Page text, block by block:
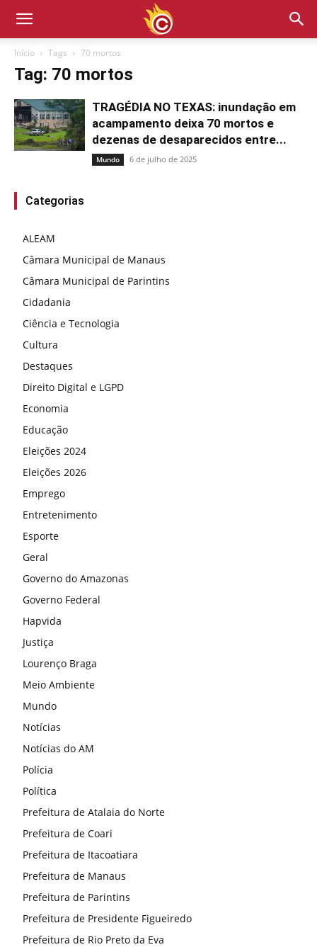
Início Tags 70 mortos
Tag: 70 mortos
TRAGÉDIA NO TEXAS: inundação em
acampamento deixa 70 mortos e
dezenas de desaparecidos entre...
Mundo 6 de julho de 2025
Categorias
ALEAM
Câmara Municipal de Manaus
Câmara Municipal de Parintins
Cidadania
Ciência e Tecnologia
Cultura
Destaques
Direito Digital e LGPD
Economia
Educação
Eleições 2024
Eleições 2026
Emprego
Entretenimento
Esporte
Geral
Governo do Amazonas
Governo Federal
Hapvida
Justiça
Lourenço Braga
Meio Ambiente
Mundo
Notícias
Notícias do AM
Polícia
Política
Prefeitura de Atalaia do Norte
Prefeitura de Coari
Prefeitura de Itacoatiara
Prefeitura de Manaus
Prefeitura de Parintins
Prefeitura de Presidente Figueiredo
Prefeitura de Rio Preto da Eva